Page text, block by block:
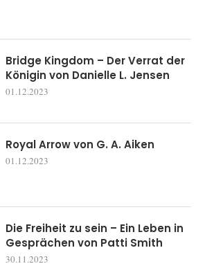
Bridge Kingdom – Der Verrat der
Königin von Danielle L. Jensen
01.12.2023
Royal Arrow von G. A. Aiken
01.12.2023
Die Freiheit zu sein – Ein Leben in
Gesprächen von Patti Smith
30.11.2023